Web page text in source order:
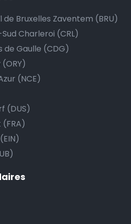
pour ce faire est d’arrondir
supérieur, ou de dire
la monnaie après lui
élevé que le prix de la
d’aéroport à Varna?
des transports
Airport Taxis est un tarif fixe
au prix d’une course en
pour venir vous
Bruxelles Zaventem (BRU)
Charleroi (CRL)
Gaulle (CDG)
(NCE)
(DUS)